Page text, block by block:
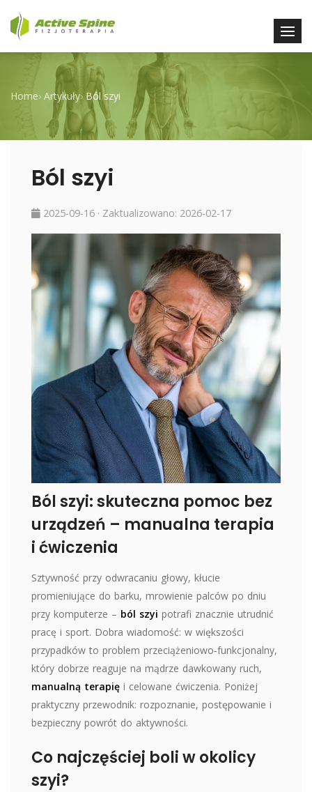
Home› Artykuły› Ból szyi
Ból szyi
2025-09-16 · Zaktualizowano: 2026-02-17
Ból szyi: skuteczna pomoc bez
urządzeń – manualna terapia
i ćwiczenia
Sztywność przy odwracaniu głowy, kłucie
promieniujące do barku, mrowienie palców po dniu
przy komputerze – ból szyi potrafi znacznie utrudnić
pracę i sport. Dobra wiadomość: w większości
przypadków to problem przeciążeniowo‑funkcjonalny,
który dobrze reaguje na mądrze dawkowany ruch,
manualną terapię i celowane ćwiczenia. Poniżej
praktyczny przewodnik: rozpoznanie, postępowanie i
bezpieczny powrót do aktywności.
Co najczęściej boli w okolicy
szyi?